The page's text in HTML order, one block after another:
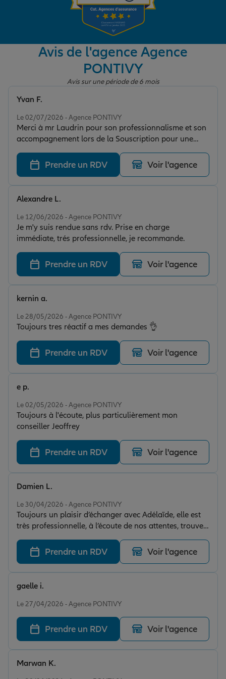
Garantie des accidents de la vie
Assurance scolaire
Retraite
Tous nos devis d'assurance
Avis de l'agence Agence
PONTIVY
Avis sur une période de 6 mois
Le 02/07/2026 - Agence PONTIVY
Merci à mr Laudrin pour son professionnalisme et son
accompagnement lors de la Souscription pour une
assurance moto encore merci
Yvan F.
Prendre un RDV Voir l'agence
Le 12/06/2026 - Agence PONTIVY
Je m'y suis rendue sans rdv. Prise en charge
immédiate, trés professionnelle, je recommande.
Alexandre L.
Prendre un RDV Voir l'agence
Le 28/05/2026 - Agence PONTIVY
Toujours tres réactif a mes demandes 👌
kernin a.
Prendre un RDV Voir l'agence
Le 02/05/2026 - Agence PONTIVY
Toujours à l'écoute, plus particulièrement mon
conseiller Jeoffrey
e p.
Prendre un RDV Voir l'agence
Le 30/04/2026 - Agence PONTIVY
Toujours un plaisir d’échanger avec Adélaïde, elle est
très professionnelle, à l’écoute de nos attentes, trouve
toujours une solution, elle connaît très bien son métier,
et nous propose des contrats concrets ! Merci
Infiniment
Damien L.
Prendre un RDV Voir l'agence
Le 27/04/2026 - Agence PONTIVY
gaelle i.
Prendre un RDV Voir l'agence
Marwan K.